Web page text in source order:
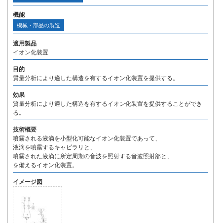
機能
機械・部品の製造
適用製品
イオン化装置
目的
質量分析により適した構造を有するイオン化装置を提供する。
効果
質量分析により適した構造を有するイオン化装置を提供することができ
る。
技術概要
噴霧される液滴を小型化可能なイオン化装置であって、
液滴を噴霧するキャピラリと、
噴霧された液滴に所定周期の音波を照射する音波照射部と、
を備えるイオン化装置。
イメージ図